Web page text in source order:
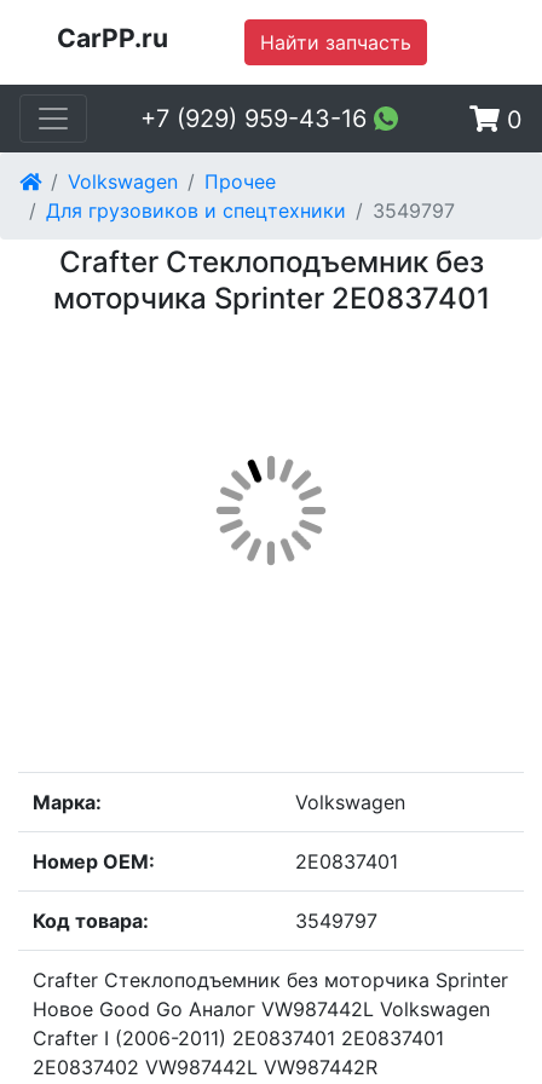
CarPP.ru Найти запчасть
+7 (929) 959-43-16 0
Volkswagen
Прочее
Для грузовиков и спецтехники
3549797
Crafter Стеклоподъемник без
моторчика Sprinter 2E0837401
Марка: Volkswagen
Номер OEM: 2E0837401
Код товара: 3549797
Crafter Стеклоподъемник без моторчика Sprinter
Новое Good Go Аналог VW987442L Volkswagen
Crafter I (2006-2011) 2E0837401 2E0837401
2E0837402 VW987442L VW987442R